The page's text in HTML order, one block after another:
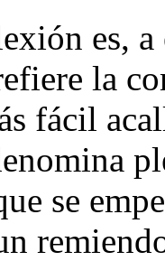
es,
la
fácil
se